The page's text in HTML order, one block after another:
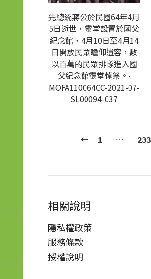
先總統蔣公於民國64年4月
5日逝世，靈堂設置於國父
紀念館，4月10日至4月14
日開放民眾瞻仰遺容，數
以百萬的民眾排隊進入國
父紀念館靈堂悼祭。-
MOFA110064CC-2021-07-
SL00094-037
1 … 233
相關說明
隱私權政策
服務條款
授權說明